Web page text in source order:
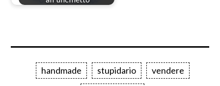
handmade stupidario
vendere